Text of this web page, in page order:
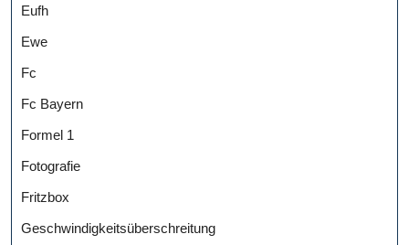
Eufh
Ewe
Fc
Fc Bayern
Formel 1
Fotografie
Fritzbox
Geschwindigkeitsüberschreitung